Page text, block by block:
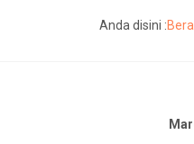
Anda disini :